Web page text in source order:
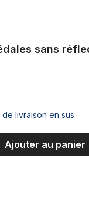
sans
livraison en sus
Ajouter au panier